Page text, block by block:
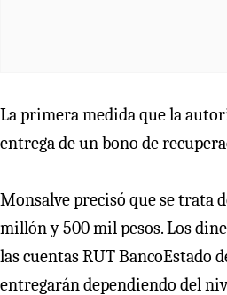
La primera medida que la
entrega de un bono de
Monsalve precisó que se trata
millón y 500 mil pesos. Los
las cuentas RUT BancoEstado
entregarán dependiendo del